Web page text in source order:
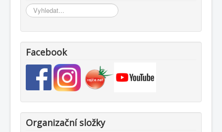
Vyhledávání...
Facebook
Organizační složky